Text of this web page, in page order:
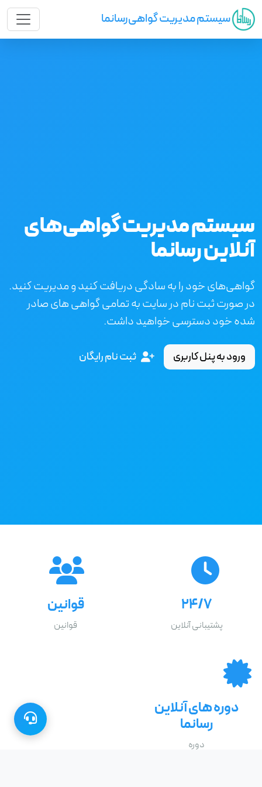
سیستم مدیریت گواهی‌رسانما
سیستم مدیریت گواهی‌های
آنلاین رسانما
گواهی‌های خود را به سادگی دریافت کنید و مدیریت کنید.
در صورت ثبت نام در سایت به تمامی گواهی های صادر
شده خود دسترسی خواهید داشت.
ورود به پنل کاربری ثبت نام رایگان
۲۴/۷
پشتیبانی آنلاین
قوانین
قوانین
دوره های آنلاین
رسانما
دوره